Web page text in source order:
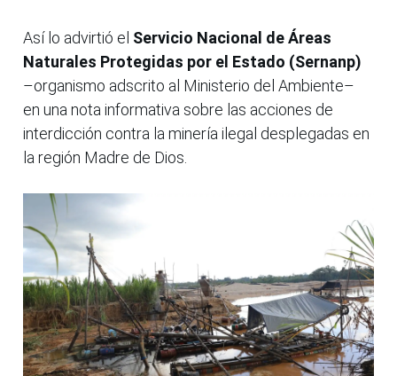
Así lo advirtió el Servicio Nacional de Áreas
Naturales Protegidas por el Estado (Sernanp)
–organismo adscrito al Ministerio del Ambiente–
en una nota informativa sobre las acciones de
interdicción contra la minería ilegal desplegadas en
la región Madre de Dios.